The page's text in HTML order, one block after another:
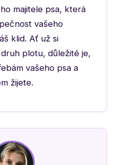
majitele psa, která
vašeho
klid. Ať už si
plotu, důležité je,
vašeho psa a
žijete.